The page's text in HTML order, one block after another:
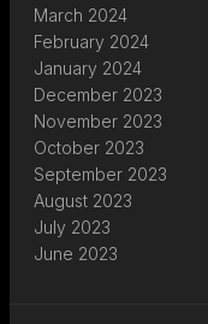
March 2024
February 2024
January 2024
December 2023
November 2023
October 2023
September 2023
August 2023
July 2023
June 2023